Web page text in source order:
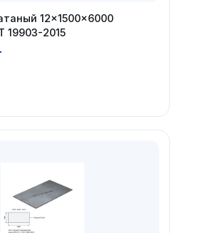
12×1500×6000
19903-2015